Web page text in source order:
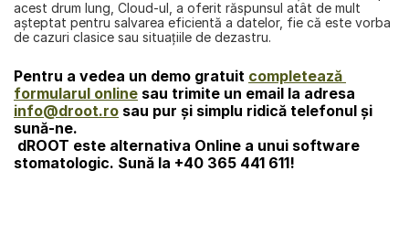
acest drum lung, Cloud-ul, a oferit răspunsul atât de mult
aşteptat pentru salvarea eficientă a datelor, fie că este vorba
de cazuri clasice sau situaţiile de dezastru.
Pentru a vedea un demo gratuit completează
formularul online
info@droot.ro sau pur şi simplu ridică telefonul şi
sună-ne.
dROOT este alternativa Online a unui software
stomatologic. Sună la +40 365 441 611!